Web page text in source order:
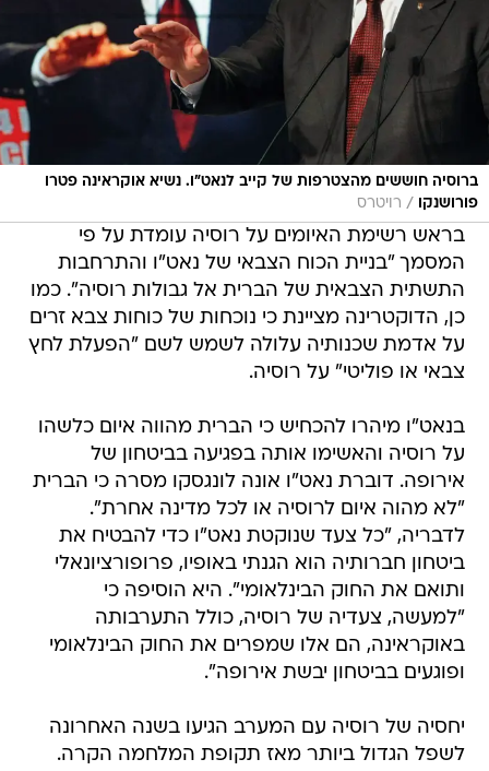
ברוסיה חוששים מהצטרפות של קייב לנאט"ו. נשיא אוקראינה פטרו
פורושנקו
/ רויטרס
בראש רשימת האיומים על רוסיה עומדת על פי
המסמך "בניית הכוח הצבאי של נאט"ו והתרחבות
התשתית הצבאית של הברית אל גבולות רוסיה". כמו
כן, הדוקטרינה מציינת כי נוכחות של כוחות צבא זרים
על אדמת שכנותיה עלולה לשמש לשם "הפעלת לחץ
צבאי או פוליטי" על רוסיה.
בנאט"ו מיהרו להכחיש כי הברית מהווה איום כלשהו
על רוסיה והאשימו אותה בפגיעה בביטחון של
אירופה. דוברת נאט"ו אונה לונגסקו מסרה כי הברית
"לא מהוה איום לרוסיה או לכל מדינה אחרת".
לדבריה, "כל צעד שנוקטת נאט"ו כדי להבטיח את
ביטחון חברותיה הוא הגנתי באופיו, פרופורציונאלי
ותואם את החוק הבינלאומי". היא הוסיפה כי
"למעשה, צעדיה של רוסיה, כולל התערבותה
באוקראינה, הם אלו שמפרים את החוק הבינלאומי
ופוגעים בביטחון יבשת אירופה".
יחסיה של רוסיה עם המערב הגיעו בשנה האחרונה
לשפל הגדול ביותר מאז תקופת המלחמה הקרה.